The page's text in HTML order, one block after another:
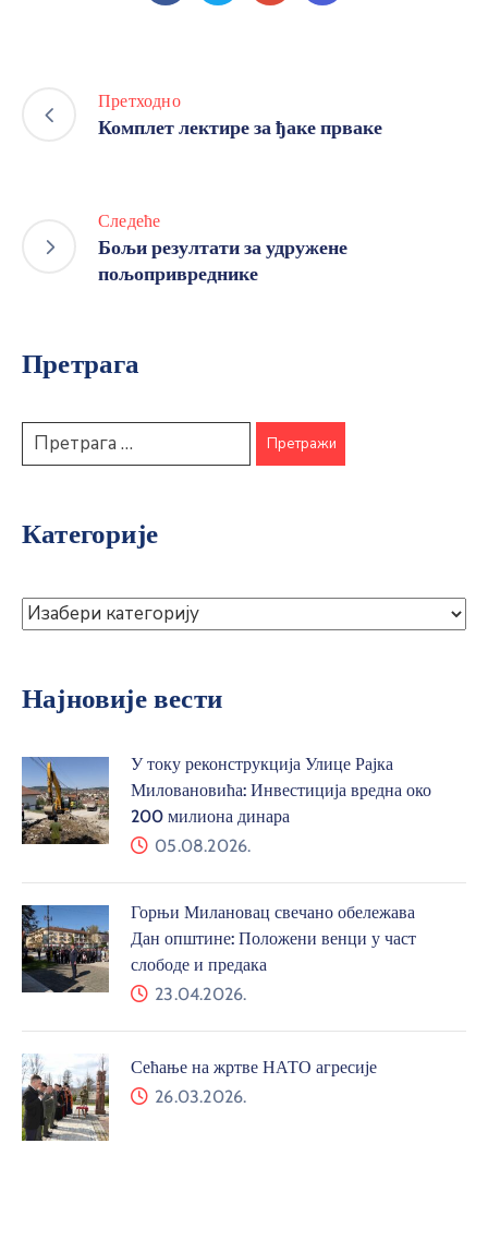
Претходно
Комплет лектире за ђаке прваке
Следеће
Бољи резултати за удружене
пољопривреднике
Претрага
Категорије
Најновије вести
У току реконструкција Улице Рајка
Миловановића: Инвестиција вредна око
200 милиона динара
05.08.2026.
Горњи Милановац свечано обележава
Дан општине: Положени венци у част
слободе и предака
23.04.2026.
Сећање на жртве НАТО агресије
26.03.2026.